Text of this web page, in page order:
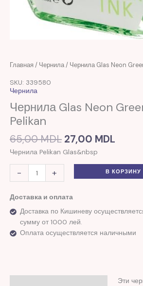
Главная / Чернила/ Чернила Glas Neon
SKU: 339580
Чернила
Чернила Glas Neon
Pelikan
65,00MDL 27,00 MDL
Чернила Pelikan Glas&nbsp
-
Количество
Чернила
Glas
Neon
Green|
мл
Pelikan
+ В КОРЗИНУ
Доставка и оплата
Доставка по Кишиневу
сумму от 1000 лей.
Оплата осуществляется наличными
Эти